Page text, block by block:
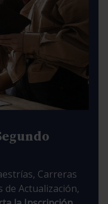
Carreras
de Actualización,